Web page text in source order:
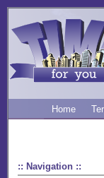
Home
:: Navigation ::